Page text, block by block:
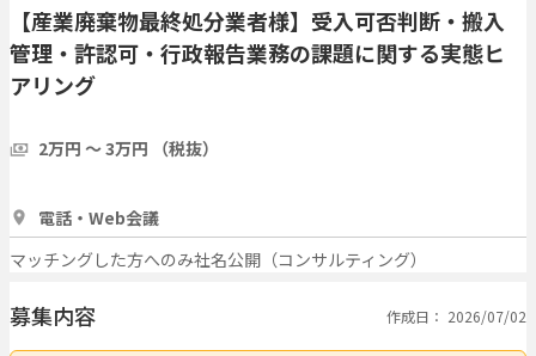
【産業廃棄物最終処分業者様】受入可否判断・搬入
管理・許認可・行政報告業務の課題に関する実態ヒ
アリング
2万円 〜 3万円 （税抜）
電話・Web会議
マッチングした方へのみ社名公開（コンサルティング）
募集内容 作成日： 2026/07/02